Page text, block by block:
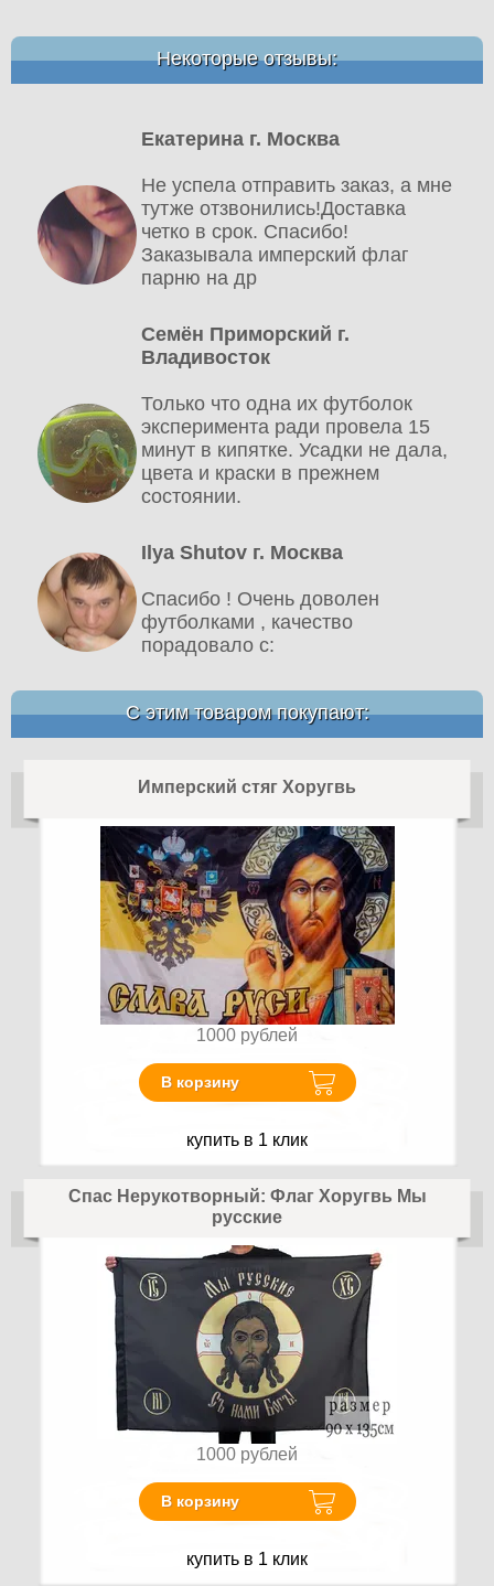
Некоторые отзывы:
Екатерина г. Москва
Не успела отправить заказ, а мне
тутже отзвонились!Доставка
четко в срок. Спасибо!
Заказывала имперский флаг
парню на др
Семён Приморский г.
Владивосток
Только что одна их футболок
эксперимента ради провела 15
минут в кипятке. Усадки не дала,
цвета и краски в прежнем
состоянии.
Ilya Shutov г. Москва
Спасибо ! Очень доволен
футболками , качество
порадовало c:
С этим товаром покупают:
Имперский стяг Хоругвь
1000 рублей
В корзину
купить в 1 клик
Спас Нерукотворный: Флаг Хоругвь Мы
русские
1000 рублей
В корзину
купить в 1 клик